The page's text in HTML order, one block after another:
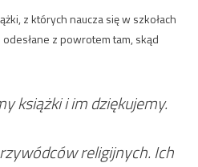
z których naucza się w szkołach
z powrotem tam, skąd
książki i im dziękujemy.
religijnych. Ich